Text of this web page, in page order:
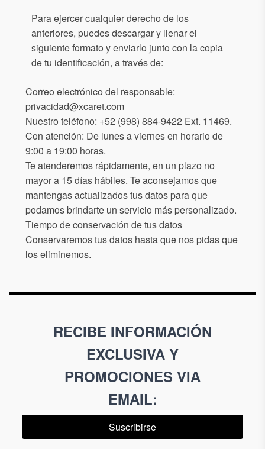
Para ejercer cualquier derecho de los
anteriores, puedes descargar y llenar el
siguiente formato y enviarlo junto con la copia
de tu identificación, a través de:
Correo electrónico del responsable:
privacidad@xcaret.com
Nuestro teléfono: +52 (998) 884-9422 Ext. 11469.
Con atención: De lunes a viernes en horario de
9:00 a 19:00 horas.
Te atenderemos rápidamente, en un plazo no
mayor a 15 días hábiles. Te aconsejamos que
mantengas actualizados tus datos para que
podamos brindarte un servicio más personalizado.
Tiempo de conservación de tus datos
Conservaremos tus datos hasta que nos pidas que
los eliminemos.
RECIBE INFORMACIÓN
EXCLUSIVA Y
PROMOCIONES VIA
EMAIL:
Suscribirse